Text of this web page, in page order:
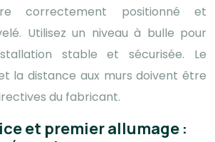
correctement positionné et
Utilisez un niveau à bulle pour
stable et sécurisée. Le
la distance aux murs doivent être
du fabricant.
et premier allumage :